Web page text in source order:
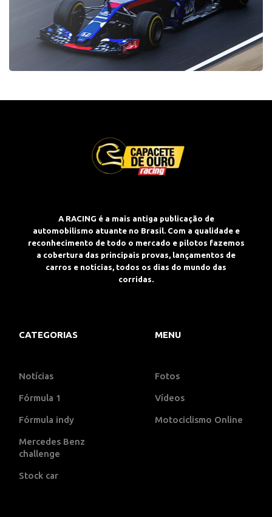
A RACING é a mais antiga publicação de
automobilismo atuante no Brasil. Com a qualidade e
reconhecimento de todo o mercado e pilotos fazemos
a cobertura das principais provas, lançamentos de
carros e notícias, todos os dias do mundo das
corridas.
CATEGORIAS
Notícias
Fórmula 1
Fórmula indy
Mercedes Benz
challenge
Stock car
MENU
Fotos
Vídeos
Motociclismo Online